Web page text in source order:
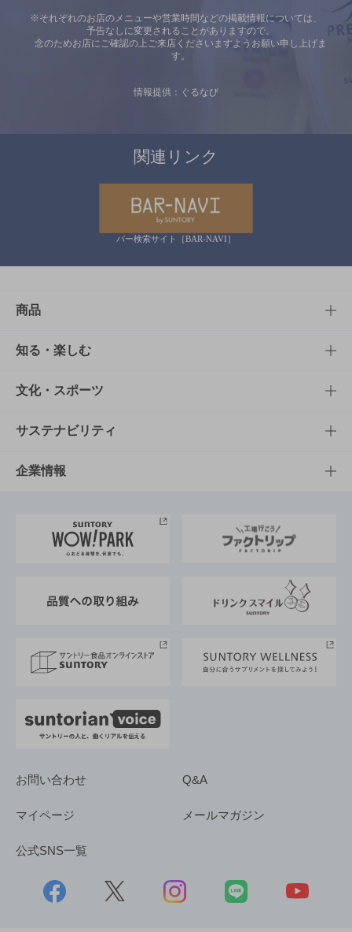
※それぞれのお店のメニューや営業時間などの掲載情報については、
予告なしに変更されることがありますので、
念のためお店にご確認の上ご来店くださいますようお願い申し上げま
す。
情報提供：ぐるなび
関連リンク
バー検索サイト［BAR-NAVI］
商品
商品TOP
商品一覧
商品発売情報
栄養成分一覧
知る・楽しむ
知る・楽しむTOP
キャンペーン
工場見学
地域情報
文化・スポーツ
文化・スポーツTOP
サントリーホール
サントリーサンバーズ大阪
サステナビリティ
サステナビリティTOP
サントリーが考えるサステナビリティ経営
企業情報
企業概要
採用情報
お問い合わせ Q&A
マイページ メールマガジン
公式SNS一覧